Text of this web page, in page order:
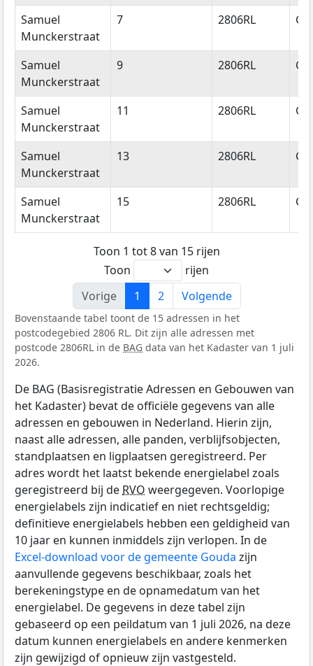
Samuel
Munckerstraat
7 2806RL
Samuel
Munckerstraat
9 2806RL
Samuel
Munckerstraat
11 2806RL
Samuel
Munckerstraat
13 2806RL
Samuel
Munckerstraat
15 2806RL
Toon 1 tot 8 van 15 rijen
Toon
rijen
Vorige
1 2 Volgende
Bovenstaande tabel toont de 15 adressen in het
postcodegebied 2806 RL. Dit zijn alle adressen met
postcode 2806RL in de BAG data van het Kadaster van 1 juli
2026.
De BAG (Basisregistratie Adressen en Gebouwen van
het Kadaster) bevat de officiële gegevens van alle
adressen en gebouwen in Nederland. Hierin zijn,
naast alle adressen, alle panden, verblijfsobjecten,
standplaatsen en ligplaatsen geregistreerd. Per
adres wordt het laatst bekende energielabel zoals
geregistreerd bij de RVO weergegeven. Voorlopige
energielabels zijn indicatief en niet rechtsgeldig;
definitieve energielabels hebben een geldigheid van
10 jaar en kunnen inmiddels zijn verlopen. In de
Excel-download voor de gemeente Gouda zijn
aanvullende gegevens beschikbaar, zoals het
berekeningstype en de opnamedatum van het
energielabel. De gegevens in deze tabel zijn
gebaseerd op een peildatum van 1 juli 2026, na deze
datum kunnen energielabels en andere kenmerken
zijn gewijzigd of opnieuw zijn vastgesteld.